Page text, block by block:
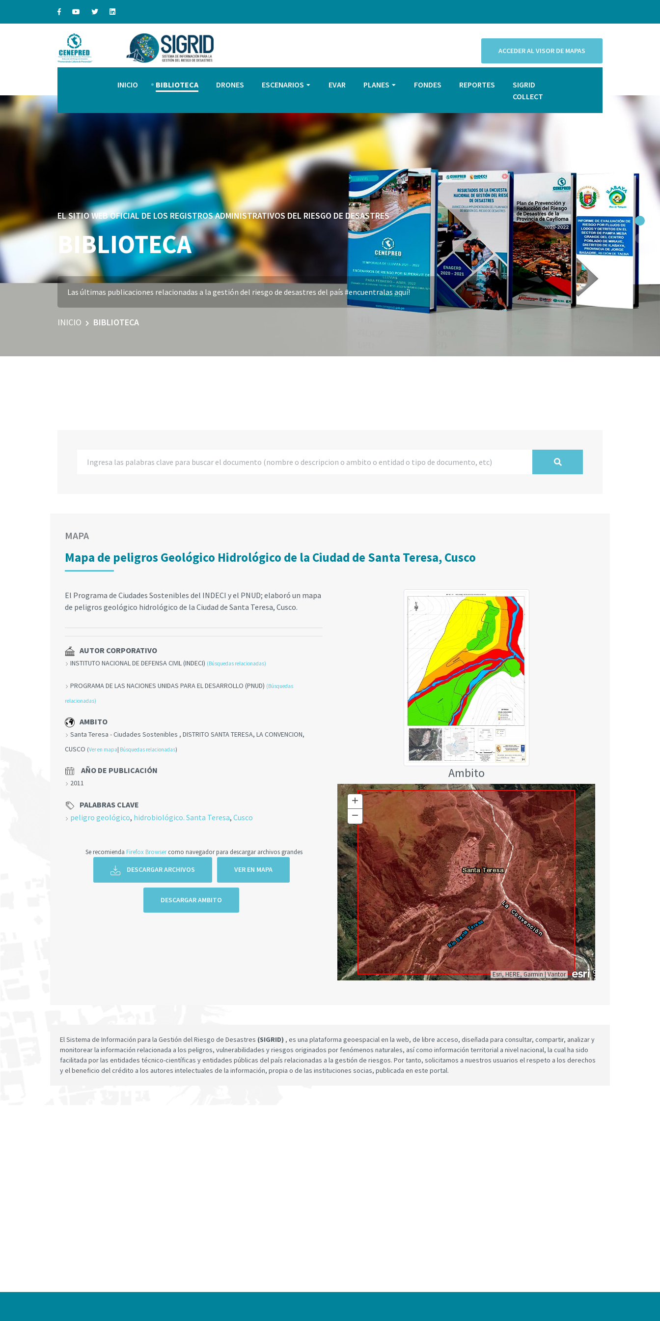
ACCEDER AL VISOR DE MAPAS
INICIO BIBLIOTECA DRONES ESCENARIOS EVAR PLANES FONDES REPORTES
SIGRID
COLLECT
EL SITIO WEB OFICIAL DE LOS REGISTROS ADMINISTRATIVOS DEL RIESGO DE DESASTRES
BIBLIOTECA
Las últimas publicaciones relacionadas a la gestión del riesgo de desastres del país #encuentralas aquí!
INICIO BIBLIOTECA
MAPA
Mapa de peligros Geológico Hidrológico de la Ciudad de Santa Teresa, Cusco
El Programa de Ciudades Sostenibles del INDECI y el PNUD; elaboró un mapa
de peligros geológico hidrológico de la Ciudad de Santa Teresa, Cusco.
AUTOR CORPORATIVO
INSTITUTO NACIONAL DE DEFENSA CIVIL (INDECI) (Búsquedas relacionadas)
PROGRAMA DE LAS NACIONES UNIDAS PARA EL DESARROLLO (PNUD) (Búsquedas
relacionadas)
AMBITO
Santa Teresa - Ciudades Sostenibles , DISTRITO SANTA TERESA, LA CONVENCION,
CUSCO (Ver en mapa Búsquedas relacionadas)
AÑO DE PUBLICACIÓN
2011
PALABRAS CLAVE
peligro geológico, hidrobiológico. Santa Teresa, Cusco
Se recomienda Firefox Browsercomo navegador para descargar archivos grandes
DESCARGAR ARCHIVOS VER EN MAPA
DESCARGAR AMBITO
Ambito
Esri, HERE, Garmin|Vantor
+ Zoom
In
− Zoom
Out
El Sistema de Información para la Gestión del Riesgo de Desastres (SIGRID) , es una plataforma geoespacial en la web, de libre acceso, diseñada para consultar, compartir, analizar y
monitorear la información relacionada a los peligros, vulnerabilidades y riesgos originados por fenómenos naturales, así como información territorial a nivel nacional, la cual ha sido
facilitada por las entidades técnico-científicas y entidades públicas del país relacionadas a la gestión de riesgos. Por tanto, solicitamos a nuestros usuarios el respeto a los derechos
y el beneficio del crédito a los autores intelectuales de la información, propia o de las instituciones socias, publicada en este portal.